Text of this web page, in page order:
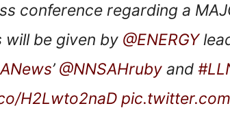
conference regarding a
will be given by @ENERGY
’ @NNSAHruby and
H2Lwto2naD